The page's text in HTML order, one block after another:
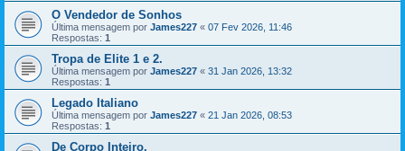
O Vendedor de Sonhos
Última mensagem por James227 « 07 Fev 2026, 11:46
Respostas: 1
Tropa de Elite 1 e 2.
Última mensagem por James227 « 31 Jan 2026, 13:32
Respostas: 1
Legado Italiano
Última mensagem por James227 « 21 Jan 2026, 08:53
Respostas: 1
De Corpo Inteiro.